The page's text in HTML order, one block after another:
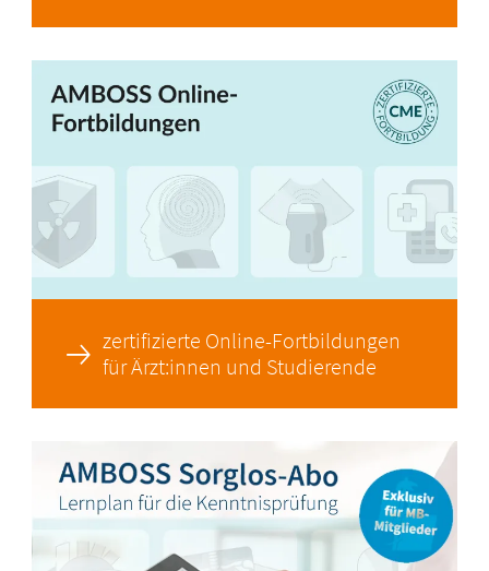
zertifizierte Online-Fortbildungen
für Ärzt:innen und Studierende